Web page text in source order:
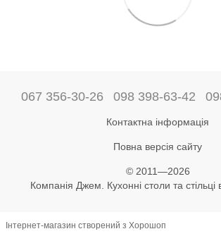
067 356-30-26 098 398-63-42
Контактна інформація
Повна версія сайту
© 2011—2026
Компанія Джем. Кухонні столи та стільці
Інтернет-магазин створений з Хорошоп